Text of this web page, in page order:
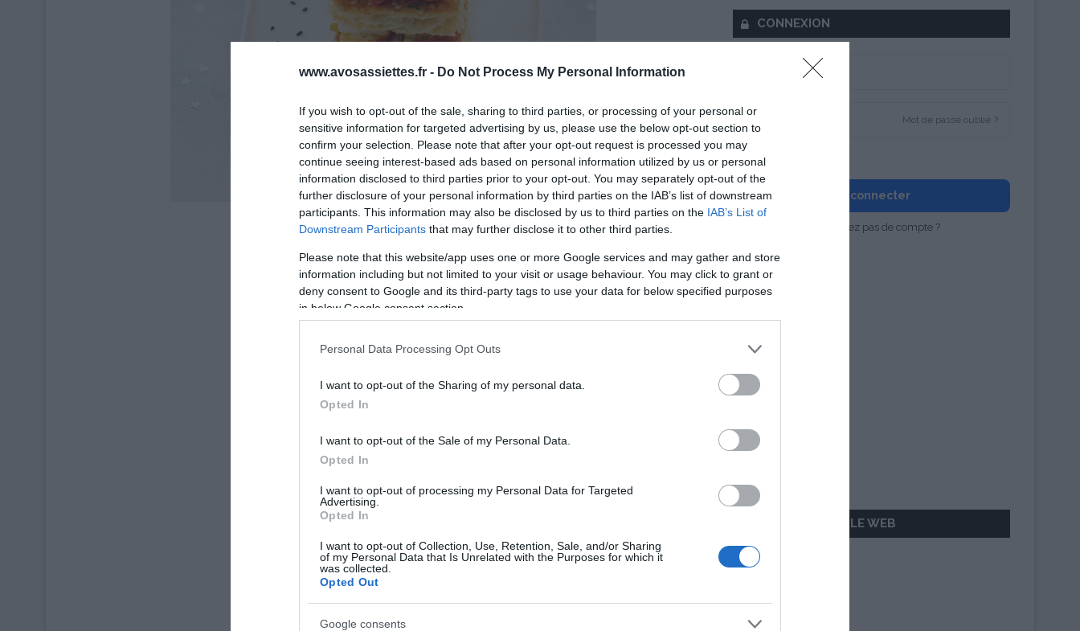
www.avosassiettes.fr - Do Not Process My Personal Information
If you wish to opt-out of the sale, sharing to third parties, or processing of your personal or
sensitive information for targeted advertising by us, please use the below opt-out section to
confirm your selection. Please note that after your opt-out request is processed you may
continue seeing interest-based ads based on personal information utilized by us or personal
information disclosed to third parties prior to your opt-out. You may separately opt-out of the
further disclosure of your personal information by third parties on the IAB’s list of downstream
participants. This information may also be disclosed by us to third parties on the IAB’s List of
Downstream Participants that may further disclose it to other third parties.
Please note that this website/app uses one or more Google services and may gather and store
information including but not limited to your visit or usage behaviour. You may click to grant or
deny consent to Google and its third-party tags to use your data for below specified purposes
in below Google consent section.
Personal Data Processing Opt Outs
I want to opt-out of the Sharing of my personal data.
Opted In
I want to opt-out of the Sale of my Personal Data.
Opted In
I want to opt-out of processing my Personal Data for Targeted
Advertising.
Opted In
I want to opt-out of Collection, Use, Retention, Sale, and/or Sharing
of my Personal Data that Is Unrelated with the Purposes for which it
was collected.
Opted Out
Google consents
Une recette du Chef Pierre AUGÉ pour La Baleine
CONNEXION
Mot de passe oublié ?
Se souvenir de moi
Se connecter
Vous n'avez pas de compte ?
AILLEURS SUR LE WEB